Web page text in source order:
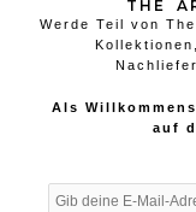
THE
Werde Teil von
Als
auf